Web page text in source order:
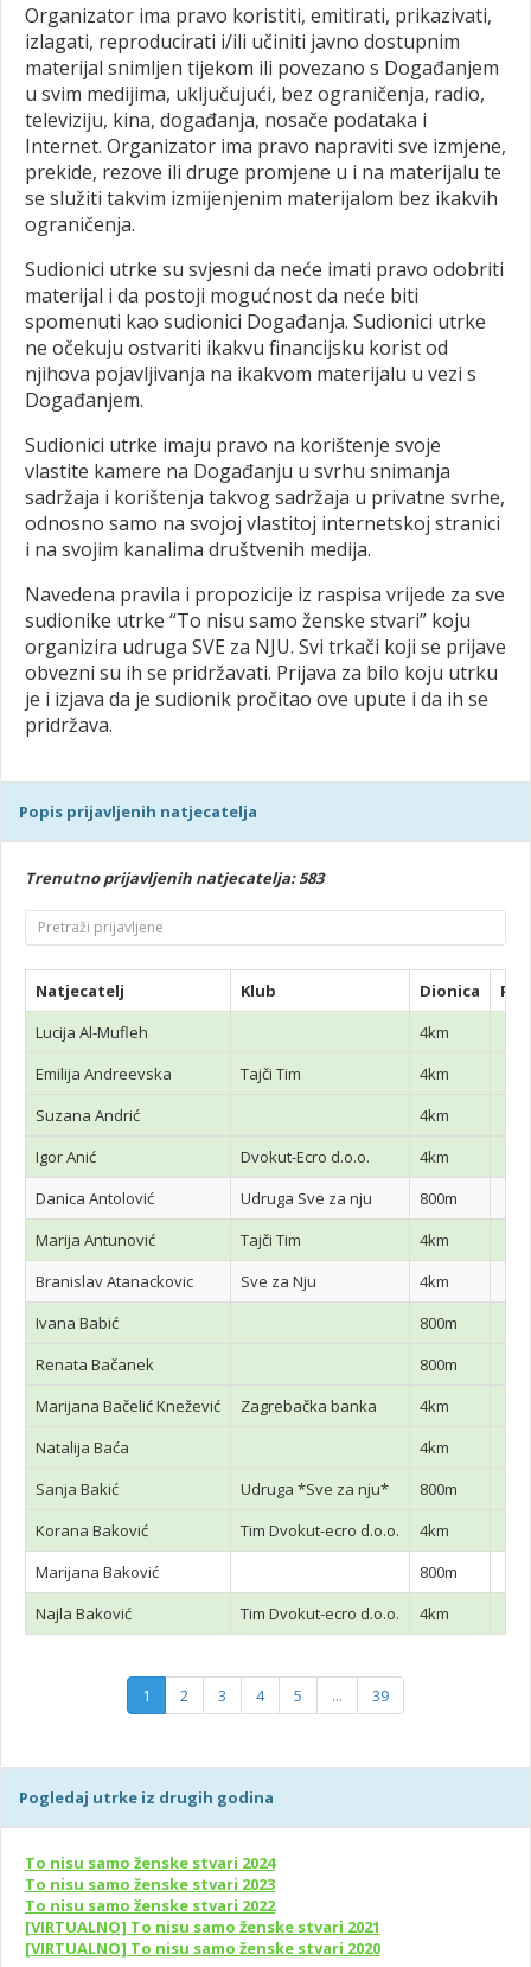
Organizator ima pravo koristiti, emitirati, prikazivati,
izlagati, reproducirati i/ili učiniti javno dostupnim
materijal snimljen tijekom ili povezano s Događanjem
u svim medijima, uključujući, bez ograničenja, radio,
televiziju, kina, događanja, nosače podataka i
Internet. Organizator ima pravo napraviti sve izmjene,
prekide, rezove ili druge promjene u i na materijalu te
se služiti takvim izmijenjenim materijalom bez ikakvih
ograničenja.
Sudionici utrke su svjesni da neće imati pravo odobriti
materijal i da postoji mogućnost da neće biti
spomenuti kao sudionici Događanja. Sudionici utrke
ne očekuju ostvariti ikakvu financijsku korist od
njihova pojavljivanja na ikakvom materijalu u vezi s
Događanjem.
Sudionici utrke imaju pravo na korištenje svoje
vlastite kamere na Događanju u svrhu snimanja
sadržaja i korištenja takvog sadržaja u privatne svrhe,
odnosno samo na svojoj vlastitoj internetskoj stranici
i na svojim kanalima društvenih medija.
Navedena pravila i propozicije iz raspisa vrijede za sve
sudionike utrke “To nisu samo ženske stvari” koju
organizira udruga SVE za NJU. Svi trkači koji se prijave
obvezni su ih se pridržavati. Prijava za bilo koju utrku
je i izjava da je sudionik pročitao ove upute i da ih se
pridržava.
Popis prijavljenih natjecatelja
Trenutno prijavljenih natjecatelja: 583
Natjecatelj Klub Dionica
Lucija Al-Mufleh
4km
Emilija Andreevska
Tajči Tim
4km
Suzana Andrić
4km
Igor Anić
Dvokut-Ecro d.o.o.
4km
Danica Antolović
Udruga Sve za nju
800m
Marija Antunović
Tajči Tim
4km
Branislav Atanackovic
Sve za Nju
4km
Ivana Babić
800m
Renata Bačanek
800m
Marijana Bačelić Knežević
Zagrebačka banka
4km
Natalija Baća
4km
Sanja Bakić
Udruga *Sve za nju*
800m
Korana Baković
Tim Dvokut-ecro d.o.o.
4km
Marijana Baković
800m
Najla Baković
Tim Dvokut-ecro d.o.o. 4km
1 2 3 4 5 ... 39
Pogledaj utrke iz drugih godina
To nisu samo ženske stvari 2024
To nisu samo ženske stvari 2023
To nisu samo ženske stvari 2022
[VIRTUALNO] To nisu samo ženske stvari 2021
[VIRTUALNO] To nisu samo ženske stvari 2020